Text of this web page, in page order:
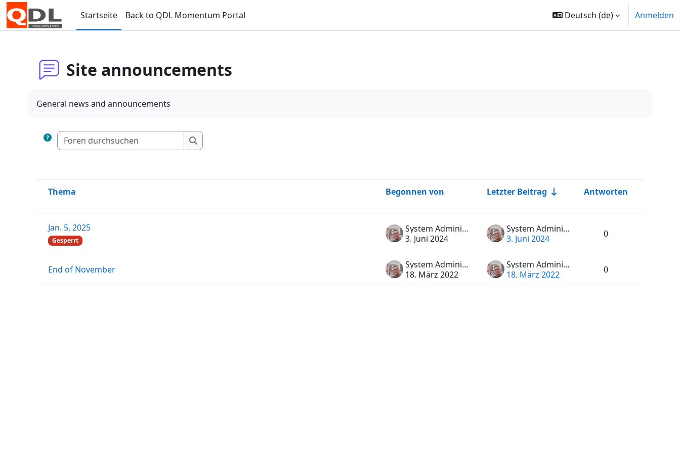
Zum Hauptinhalt
Startseite
Back to QDL Momentum Portal Deutsch ‎(de)‎ Anmelden
Site announcements
General news and announcements
Foren durchsuchen
Foren durchsuchen
Status
Thema Begonnen von Letzter Beitrag
Antworten
Aktionen
Jan. 5, 2025
Gesperrt
System Administrator
3. Juni 2024
System Administrator
3. Juni 2024
0
End of November
System Administrator
18. März 2022
System Administrator
18. März 2022
0